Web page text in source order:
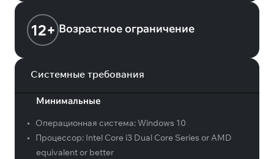
12+ Возрастное ограничение
Системные требования
Минимальные
• Операционная система:Windows 10
•
Процессор: Intel Core i3 Dual Core Series or AMD
equivalent or better